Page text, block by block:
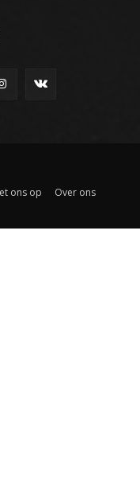
ons op
Over ons